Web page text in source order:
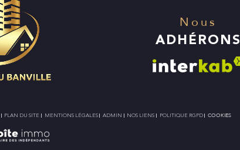
Nous
ADHÉRONS
PLAN DU SITE MENTIONS LÉGALES ADMIN NOS LIENS POLITIQUE RGPD COOKIES